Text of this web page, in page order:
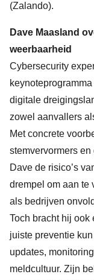
(Zalando).
Dave Maasland
weerbaarheid
Cybersecurity
digitale
zowel aanvallers
Met concrete
stemvervormers
Dave de risico’s
drempel om aan te
als bedrijven
Toch bracht hij ook
juiste preventie
updates,
meldcultuur. Zijn